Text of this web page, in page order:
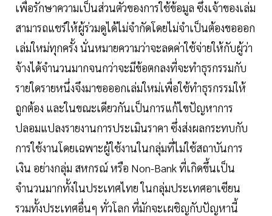
เพื่อรักษาความเป็นส่วนตัวของการใช้ข้อมูล ซึ่งเจ้าของเล่ม
สามารถแชร์ให้ผู้ร่วมดูได้ไม่จำกัดโดยไม่จำเป็นต้องขอออก
เล่มใหม่ทุกครั้ง นั่นหมายความว่าจะลดค่าใช้จ่ายให้กับผู้ว่า
จ้างได้จำนวนมากจนกว่าจะมีข้อตกลงที่จะทำธุรกรรมกับ
รายใดรายหนึ่งจึงมาขอออกเล่มใหม่เพื่อใช้ทำธุรกรรมให้
ถูกต้อง และในขณะเดียวกันเป็นการแก้ไขปัญหาการ
ปลอมแปลงรายงานการประเมินราคา ซึ่งส่งผลกระทบกับ
การใช้งานโดยเฉพาะผู้ใช้งานในกลุ่มที่ไม่ใช้สถาบันการ
เงิน อย่างกลุ่ม สหกรณ์​ หรือ Non-Bank ที่เกิดขึ้นเป็น
จำนวนมากทั้งในประเทศไทย ในกลุ่มประเทศอาเซียน
รวมทั้งประเทศอื่นๆ ทั่วโลก ที่มักจะเผชิญกับปัญหานี้